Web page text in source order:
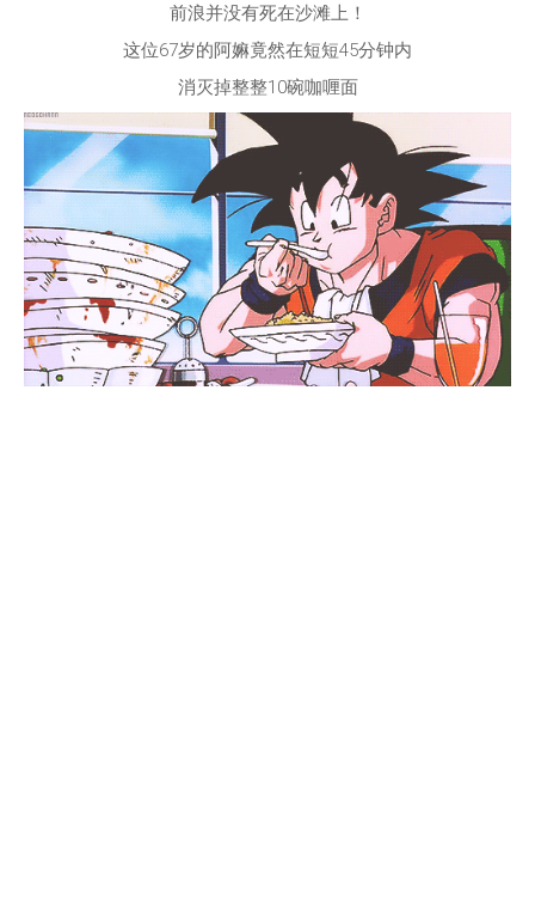
前浪并没有死在沙滩上！
这位67岁的阿嫲竟然在短短45分钟内
消灭掉整整10碗咖喱面